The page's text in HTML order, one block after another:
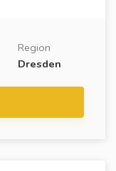
Region
Dresden